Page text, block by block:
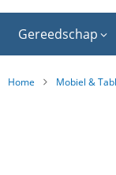
Gereedschap
Home Mobiel &